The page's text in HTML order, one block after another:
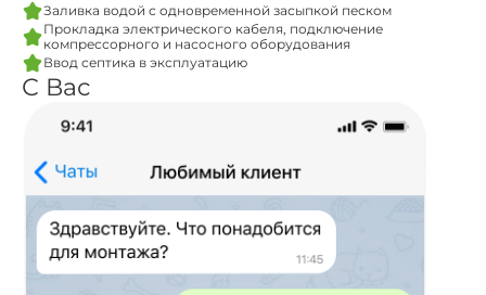
Заливка водой с одновременной засыпкой песком
Прокладка электрического кабеля, подключение
компрессорного и насосного оборудования
Ввод септика в эксплуатацию
С Вас